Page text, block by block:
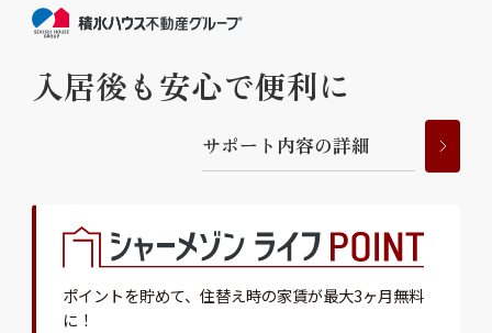
入居後も安心で便利に
サポー ト 内容の詳細
ポイントを貯めて、 住替え時の家賃が最大3ヶ月無料
に！